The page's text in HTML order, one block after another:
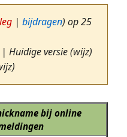
| bijdragen) op 25
| Huidige versie (wijz)
bij online